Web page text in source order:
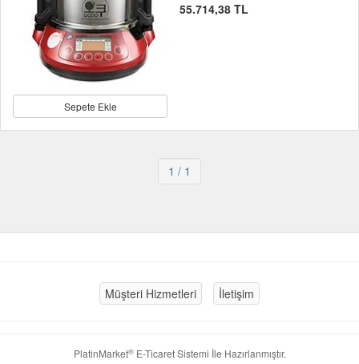
Sepete Ekle
55.714,38 TL
1 / 1
Müşteri Hizmetleri İletişim
PlatinMarket®E-Ticaret Sistemi İle Hazırlanmıştır.